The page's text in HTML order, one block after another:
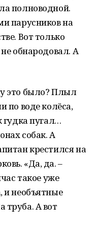
полноводной.
парусников на
Вот только
обнародовал. А
это было? Плыл
по воде колёса,
гудка пугал…
собак. А
крестился на
«Да, да. –
такое уже
и необъятные
труба. А вот